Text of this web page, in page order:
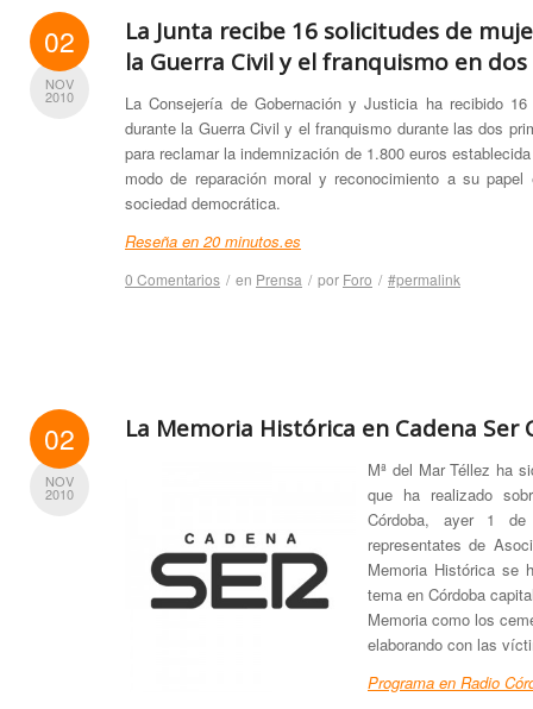
02
NOV
2010
La Junta recibe 16 solicitudes de
la Guerra Civil y el franquismo en
La Consejería de Gobernación y Justicia ha recibido
durante la Guerra Civil y el franquismo durante las dos
para reclamar la indemnización de 1.800 euros
modo de reparación moral y reconocimiento a su
sociedad democrática.
Reseña en 20 minutos.es
0 Comentarios / en Prensa / por Foro / #permalink
02
NOV
2010
La Memoria Histórica en Cadena Ser
Mª del Mar Téllez ha
que ha realizado
Córdoba, ayer 1
representates de
Memoria Histórica se
tema en Córdoba
Memoria como los
elaborando con las
Programa en Radio